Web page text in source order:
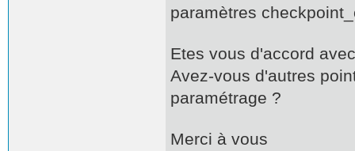
paramètres
Etes vous d'accord
Avez-vous d'autres
paramétrage ?
Merci à vous